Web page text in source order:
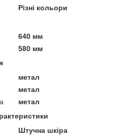
Різні кольори
640 мм
580 мм
метал
метал
метал
Штучна шкіра